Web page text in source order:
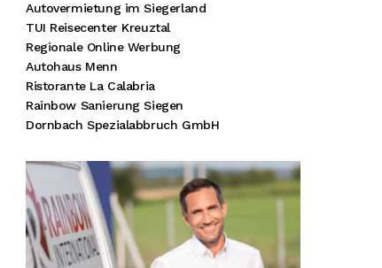
Autovermietung im Siegerland
TUI Reisecenter Kreuztal
Regionale Online Werbung
Autohaus Menn
Ristorante La Calabria
Rainbow Sanierung Siegen
Dornbach Spezialabbruch GmbH